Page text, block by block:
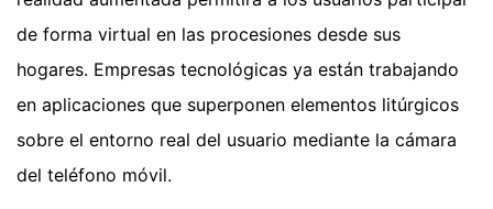
de forma virtual en las procesiones desde sus
hogares. Empresas tecnológicas ya están trabajando
en aplicaciones que superponen elementos litúrgicos
sobre el entorno real del usuario mediante la cámara
del teléfono móvil.